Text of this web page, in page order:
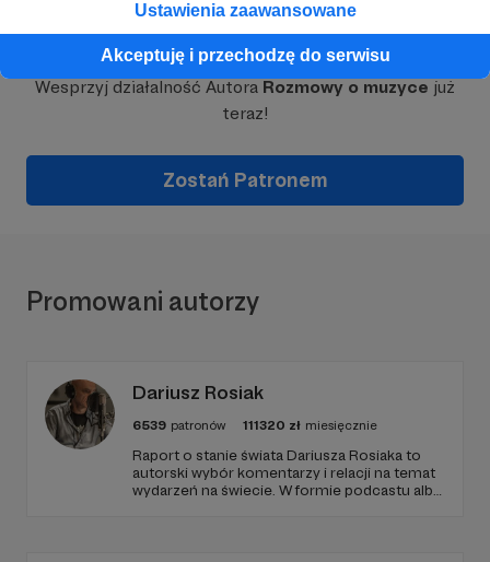
Ustawienia zaawansowane
Akceptuję i przechodzę do serwisu
Dołącz do grona Patronów!
Wesprzyj działalność Autora Rozmowy o muzyce już
teraz!
Zostań Patronem
Promowani autorzy
Dariusz Rosiak
6539 patronów 111320 zł miesięcznie
Raport o stanie świata Dariusza Rosiaka to
autorski wybór komentarzy i relacji na temat
wydarzeń na świecie. W formie podcastu albo